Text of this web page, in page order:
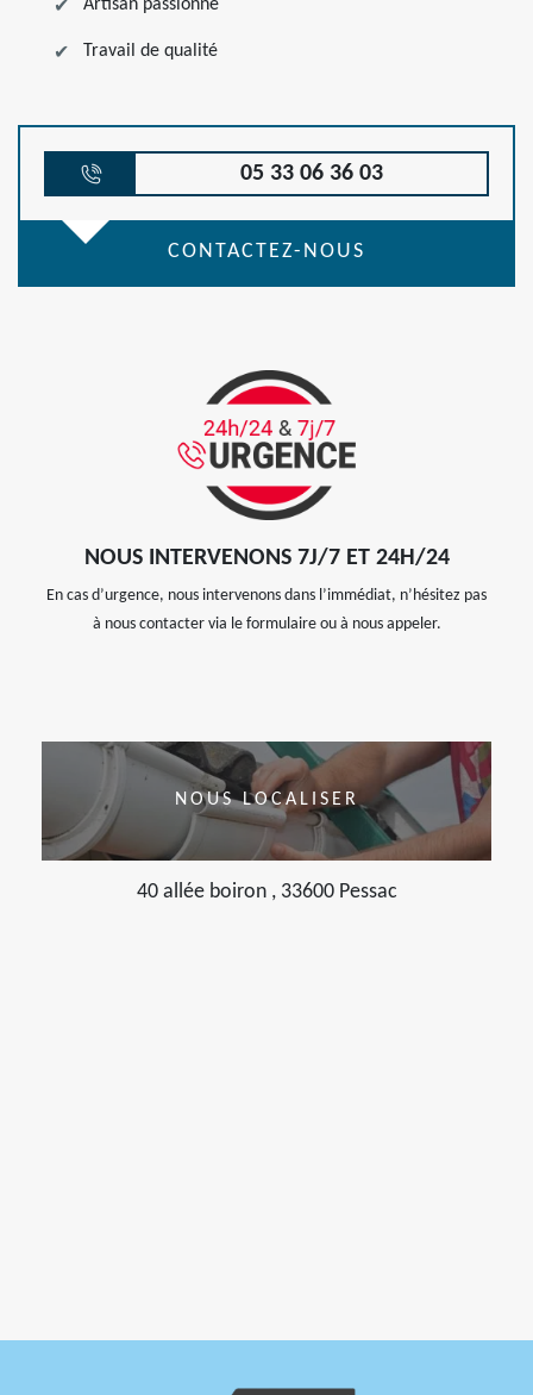
Artisan passionné
Travail de qualité
05 33 06 36 03
CONTACTEZ-NOUS
NOUS INTERVENONS 7J/7 ET 24H/24
En cas d’urgence, nous intervenons dans l’immédiat, n’hésitez pas
à nous contacter via le formulaire ou à nous appeler.
NOUS LOCALISER
40 allée boiron , 33600 Pessac